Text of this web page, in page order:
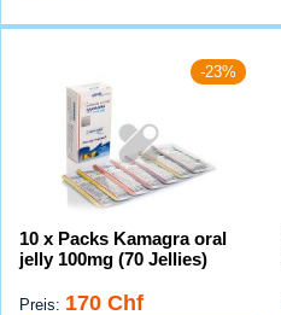
-23%
10 x Packs Kamagra oral
jelly 100mg (70 Jellies)
Preis: 170 Chf